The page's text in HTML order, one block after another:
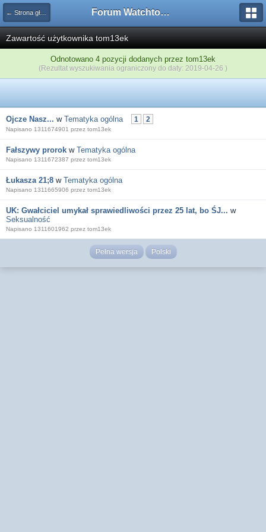
← Strona główna Forum Watchtower
Zawartość użytkownika tom13ek
Odnotowano 4 pozycji dodanych przez tom13ek
(Rezultat wyszukiwania ograniczony do daty: 2019-04-26 )
Ojcze Nasz... w Tematyka ogólna 1 2
Napisano 1311674901 przez tom13ek
Fałszywy prorok w Tematyka ogólna
Napisano 1311672387 przez tom13ek
Łukasza 21;8 w Tematyka ogólna
Napisano 1311665906 przez tom13ek
UK: Gwałciciel umykał sprawiedliwości przez 25 lat, bo ŚJ... w
Seksualność
Napisano 1311601962 przez tom13ek
Pełna wersja Polski